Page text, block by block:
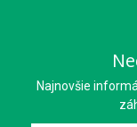
Najnovšie